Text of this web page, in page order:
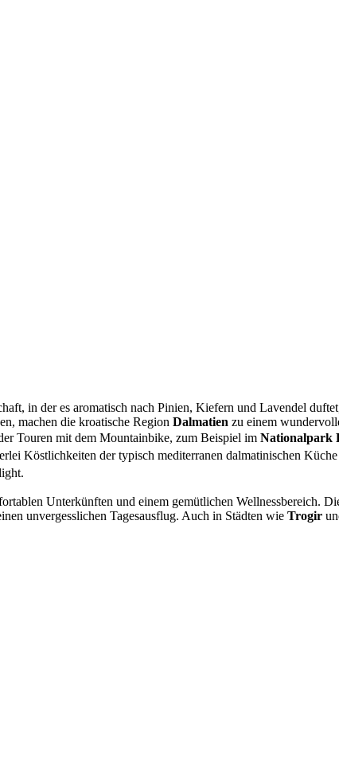
in der es aromatisch nach Pinien, Kiefern und Lavendel
machen die kroatische Region Dalmatien zu einem
Touren mit dem Mountainbike, zum Beispiel im Nationalpark
Köstlichkeiten der typisch mediterranen dalmatinischen
Unterkünften und einem gemütlichen Wellnessbereich.
unvergesslichen Tagesausflug. Auch in Städten wie Trogir